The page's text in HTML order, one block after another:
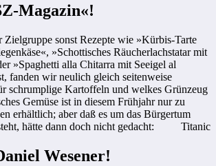
Magazin«!
sonst Rezepte wie »Kürbis-Tarte
»Schottisches Räucherlachstatar mit
»Spaghetti alla Chitarra mit Seeigel al
fanden wir neulich gleich seitenweise
schrumplige Kartoffeln und welkes Grünzeug
Gemüse ist in diesem Frühjahr nur zu
erhältlich; aber daß es um das Bürgertum
hätte dann doch nicht gedacht:
Titanic
Wesener!